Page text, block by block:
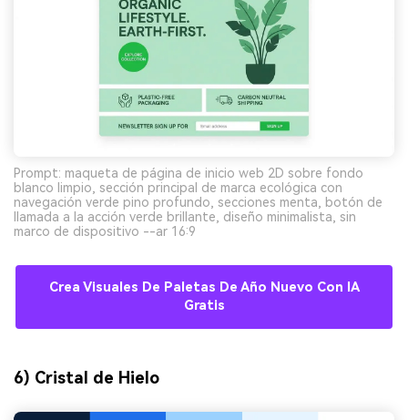
Prompt: maqueta de página de inicio web 2D sobre fondo
blanco limpio, sección principal de marca ecológica con
navegación verde pino profundo, secciones menta, botón de
llamada a la acción verde brillante, diseño minimalista, sin
marco de dispositivo --ar 16:9
Crea Visuales De Paletas De Año Nuevo Con IA
Gratis
6) Cristal de Hielo